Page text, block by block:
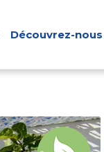
Découvrez-nous